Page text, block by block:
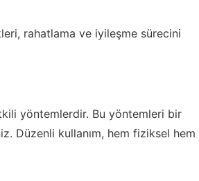
rahatlama ve iyileşme sürecini
yöntemlerdir. Bu yöntemleri bir
Düzenli kullanım, hem fiziksel hem